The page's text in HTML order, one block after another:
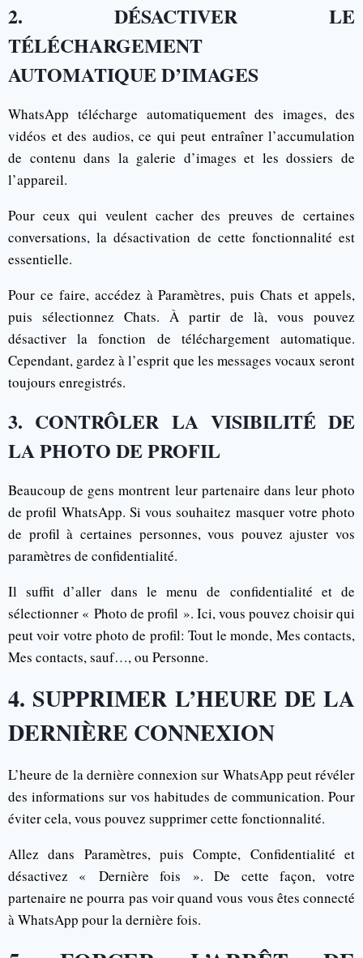
2. DÉSACTIVER LE
TÉLÉCHARGEMENT
AUTOMATIQUE D’IMAGES
WhatsApp télécharge automatiquement des images, des
vidéos et des audios, ce qui peut entraîner l’accumulation
de contenu dans la galerie d’images et les dossiers de
l’appareil.
Pour ceux qui veulent cacher des preuves de certaines
conversations, la désactivation de cette fonctionnalité est
essentielle.
Pour ce faire, accédez à Paramètres, puis Chats et appels,
puis sélectionnez Chats. À partir de là, vous pouvez
désactiver la fonction de téléchargement automatique.
Cependant, gardez à l’esprit que les messages vocaux seront
toujours enregistrés.
3. CONTRÔLER LA VISIBILITÉ DE
LA PHOTO DE PROFIL
Beaucoup de gens montrent leur partenaire dans leur photo
de profil WhatsApp. Si vous souhaitez masquer votre photo
de profil à certaines personnes, vous pouvez ajuster vos
paramètres de confidentialité.
Il suffit d’aller dans le menu de confidentialité et de
sélectionner « Photo de profil ». Ici, vous pouvez choisir qui
peut voir votre photo de profil: Tout le monde, Mes contacts,
Mes contacts, sauf…, ou Personne.
4. SUPPRIMER L’HEURE DE LA
DERNIÈRE CONNEXION
L’heure de la dernière connexion sur WhatsApp peut révéler
des informations sur vos habitudes de communication. Pour
éviter cela, vous pouvez supprimer cette fonctionnalité.
Allez dans Paramètres, puis Compte, Confidentialité et
désactivez « Dernière fois ». De cette façon, votre
partenaire ne pourra pas voir quand vous vous êtes connecté
à WhatsApp pour la dernière fois.